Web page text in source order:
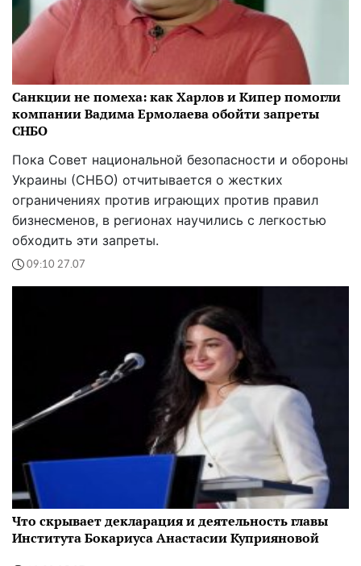
Санкции не помеха: как Харлов и Кипер помогли
компании Вадима Ермолаева обойти запреты
СНБО
Пока Совет национальной безопасности и обороны
Украины (СНБО) отчитывается о жестких
ограничениях против играющих против правил
бизнесменов, в регионах научились с легкостью
обходить эти запреты.
09:10 27.07
Что скрывает декларация и деятельность главы
Института Бокариуса Анастасии Куприяновой